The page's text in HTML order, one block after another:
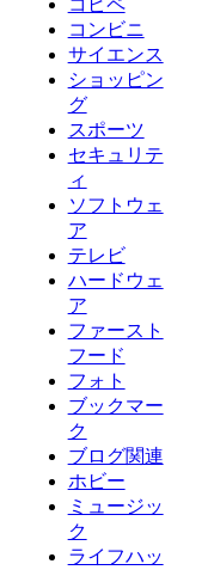
コピペ
コンビニ
サイエンス
ショッピン
グ
スポーツ
セキュリテ
ィ
ソフトウェ
ア
テレビ
ハードウェ
ア
ファースト
フード
フォト
ブックマー
ク
ブログ関連
ホビー
ミュージッ
ク
ライフハッ